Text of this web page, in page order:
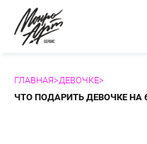
Техники портрета
ГЛАВНАЯ>ДЕВОЧКЕ>
ЧТО ПОДАРИТЬ ДЕВОЧКЕ НА